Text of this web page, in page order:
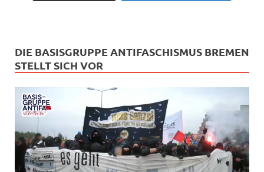
DIE BASISGRUPPE ANTIFASCHISMUS BREMEN
STELLT SICH VOR
Video-
Player